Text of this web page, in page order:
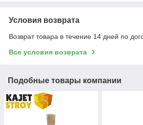
Условия возврата
Возврат товара в течение 14 дней по
Все условия возврата
Подобные товары компании